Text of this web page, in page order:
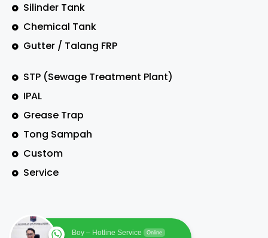
Silinder Tank
Chemical Tank
Gutter / Talang FRP
STP (Sewage Treatment Plant)
IPAL
Grease Trap
Tong Sampah
Custom
Service
Boy – Hotline Service Online